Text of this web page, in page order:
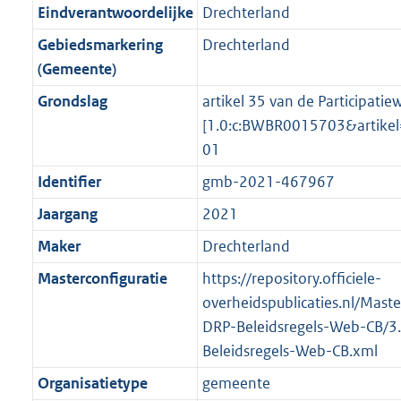
f
o
m
a
b
n
f
r
m
t
b
i
n
o
r
a
b
e
i
f
o
a
t
7
b
o
o
t
e
2
K
b
r
o
t
t
:
2
b
Eindverantwoordelijke Drechterland
Gebiedsmarkering
(Gemeente)
Drechterland
Grondslag
artikel 35 van de
01
Identifier
gmb-2021-467967
Jaargang
2021
Maker
Drechterland
Masterconfiguratie
https://repository.officiele-
overheidspublicaties.nl/
DRP-Beleidsregels-Web-CB/
Beleidsregels-Web-CB.xml
Organisatietype
gemeente